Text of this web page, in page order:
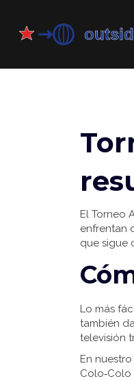
El Torneo
enfrentan
que sigue
Lo más
también
televisión
En